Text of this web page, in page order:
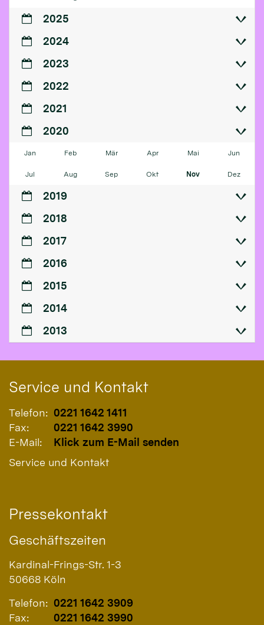
2025
2024
2023
2022
2021
2020
Jan Feb Mär Apr Mai Jun
Jul Aug Sep Okt Nov Dez
2019
2018
2017
2016
2015
2014
2013
Service und Kontakt
Telefon: 0221 1642 1411
Fax:
0221 1642 3990
E-Mail:
Klick zum E-Mail senden
Service und Kontakt
Pressekontakt
Geschäftszeiten
Kardinal-Frings-Str. 1-3
50668 Köln
Telefon: 0221 1642 3909
Fax:
0221 1642 3990